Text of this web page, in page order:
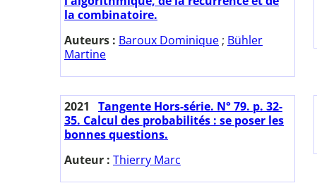
la combinatoire.
Auteurs : Baroux Dominique ; Bühler
Martine
2021
Tangente Hors-série. N° 79. p. 32-
35. Calcul des probabilités : se poser les
bonnes questions.
Auteur : Thierry Marc